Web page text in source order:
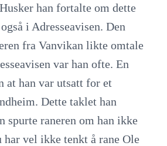
han fortalte om dette
i Adresseavisen. Den
fra Vanvikan likte omtale
var han ofte. En
at han var utsatt for et
Dette taklet han
spurte raneren om han ikke
har vel ikke tenkt å rane Ole